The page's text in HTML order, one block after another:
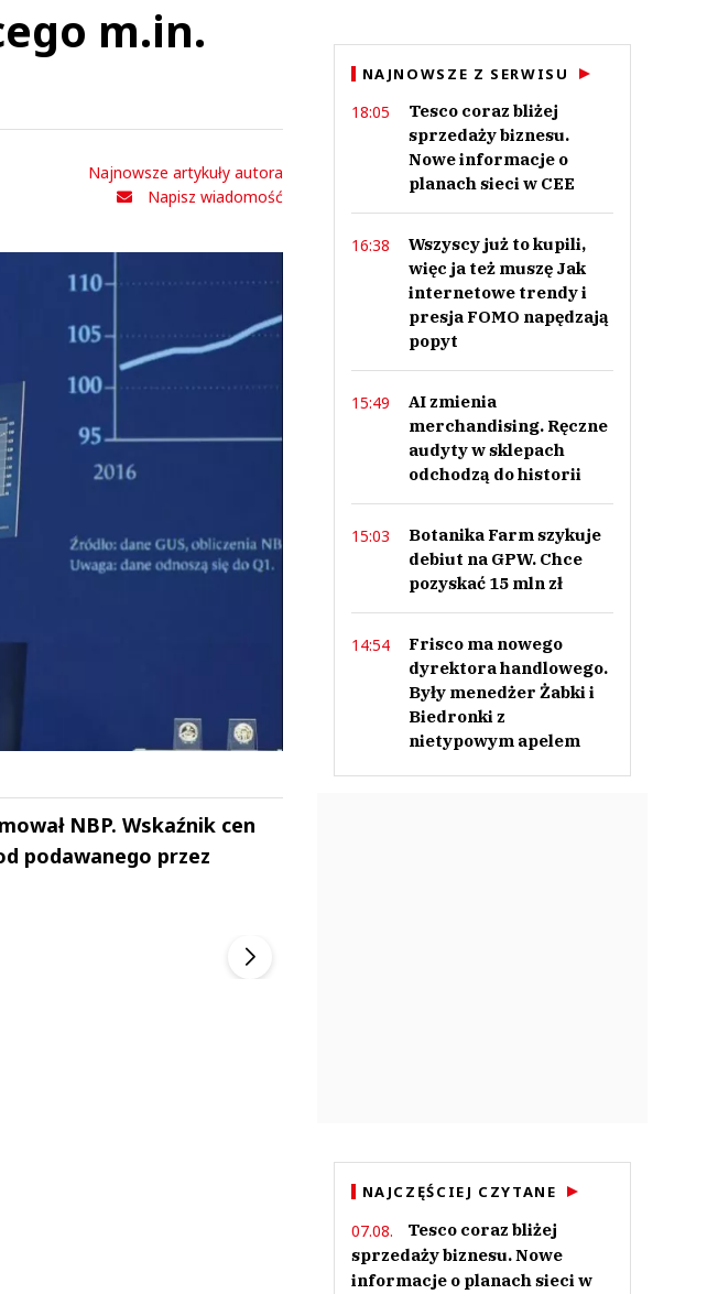
m.in.
Najnowsze artykuły autora
Napisz wiadomość
NBP. Wskaźnik cen
podawanego przez
NAJNOWSZE Z SERWISU
18:05
Tesco coraz bliżej
sprzedaży biznesu.
Nowe informacje o
planach sieci w CEE
16:38
Wszyscy już to kupili,
więc ja też muszę Jak
internetowe trendy i
presja FOMO napędzają
popyt
15:49
AI zmienia
merchandising. Ręczne
audyty w sklepach
odchodzą do historii
15:03
Botanika Farm szykuje
debiut na GPW. Chce
pozyskać 15 mln zł
14:54
Frisco ma nowego
dyrektora handlowego.
Były menedżer Żabki i
Biedronki z
nietypowym apelem
NAJCZĘŚCIEJ CZYTANE
07.08.
Tesco coraz bliżej
sprzedaży biznesu. Nowe
informacje o planach sieci w